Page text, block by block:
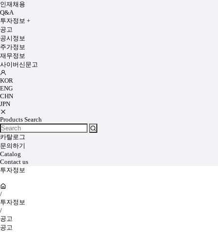
인재채용
Q&A
투자정보 +
공고
공시정보
주가정보
재무정보
사이버신문고
KOR
ENG
CHN
JPN
Products Search
카탈로그
문의하기
Catalog
Contact us
투자정보
/
투자정보
/
공고
공고